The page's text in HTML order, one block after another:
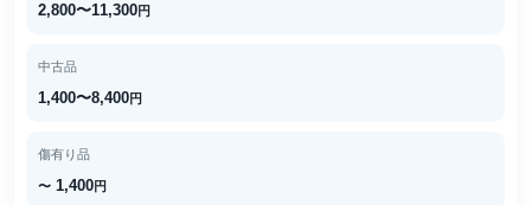
2,800〜11,300円
中古品
1,400〜8,400円
傷有り品
〜 1,400円